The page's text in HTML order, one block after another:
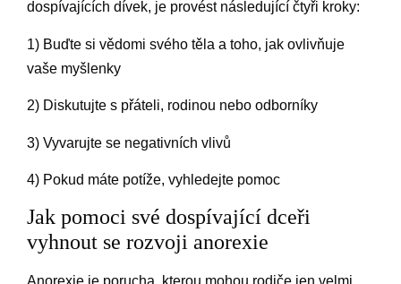
dospívajících dívek, je provést následující čtyři kroky:
1) Buďte si vědomi svého těla a toho, jak ovlivňuje
vaše myšlenky
2) Diskutujte s přáteli, rodinou nebo odborníky
3) Vyvarujte se negativních vlivů
4) Pokud máte potíže, vyhledejte pomoc
Jak pomoci své dospívající dceři
vyhnout se rozvoji anorexie